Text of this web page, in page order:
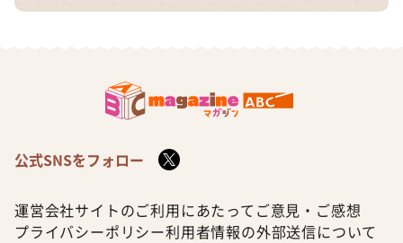
公式SNSをフォロー
運営会社サイトのご利用にあたって ご意見・ご感想
プライバシーポリシー利用者情報の外部送信について